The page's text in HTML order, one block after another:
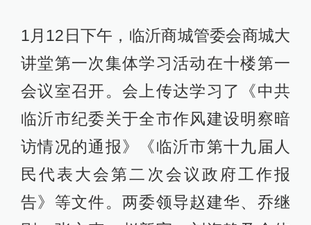
1月12日下午，临沂商城管委会商城大
讲堂第一次集体学习活动在十楼第一
会议室召开。会上传达学习了《中共
临沂市纪委关于全市作风建设明察暗
访情况的通报》《临沂市第十九届人
民代表大会第二次会议政府工作报
告》等文件。两委领导赵建华、乔继